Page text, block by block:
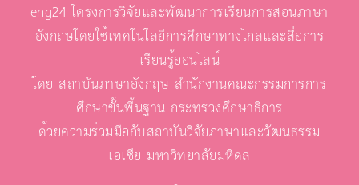
eng24 โครงการวิจัยและพัฒนาการเรียนการสอนภาษา
อังกฤษโดยใช้เทคโนโลยีการศึกษาทางไกลและสื่อการ
เรียนรู้ออนไลน์
โดย สถาบันภาษาอังกฤษ สำนักงานคณะกรรมการการ
ศึกษาขั้นพื้นฐาน กระทรวงศึกษาธิการ
ด้วยความร่วมมือกับสถาบันวิจัยภาษาและวัฒนธรรม
เอเชีย มหาวิทยาลัยมหิดล